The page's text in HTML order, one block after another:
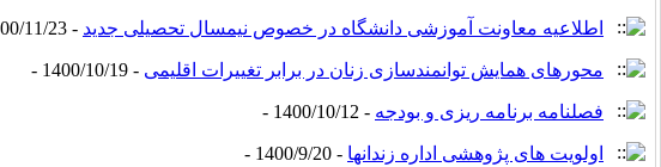
اطلاعیه معاونت آموزشی دانشگاه در خصوص نیمسال تحصیلی جدید - 1400/11/23 -
محورهای همایش توانمندسازی زنان در برابر تغییرات اقلیمی - 1400/10/19 -
فصلنامه برنامه ریزی و بودجه - 1400/10/12 -
اولویت های پژوهشی اداره زندانها - 1400/9/20 -